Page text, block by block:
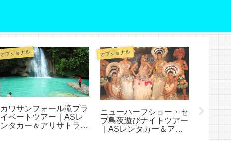
オプショナル
カワサンフォール滝プラ
イベートツアー｜ASレ
ンタカー＆アリサトラベ
オプショナル
ニューハーフショー・セ
ブ島夜遊びナイトツアー
｜ASレンタカー＆アリ
セブ島
すすめ